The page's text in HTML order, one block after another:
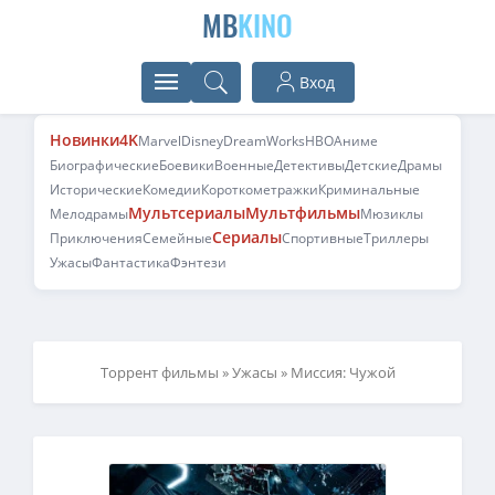
MBKINO
Вход
Новинки4KMarvelDisneyDreamWorksHBOАниме
БиографическиеБоевикиВоенныеДетективыДетскиеДрамы
ИсторическиеКомедииКороткометражкиКриминальные
МелодрамыМультсериалыМультфильмыМюзиклы
ПриключенияСемейныеСериалыСпортивныеТриллеры
УжасыФантастикаФэнтези
Торрент фильмы »Ужасы » Миссия: Чужой